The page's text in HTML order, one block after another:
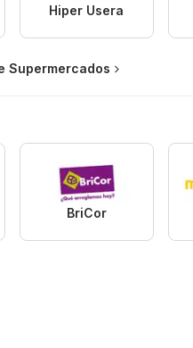
Hiper Usera
Supermercados
BriCor